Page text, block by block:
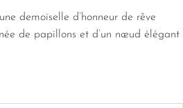
demoiselle d’honneur de rêve
de papillons et d’un nœud élégant